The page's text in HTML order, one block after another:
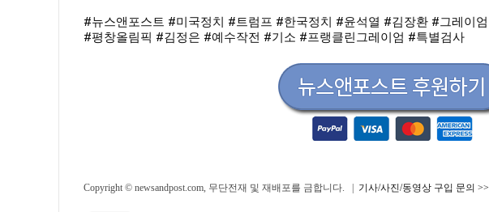
#뉴스앤포스트 #미국정치 #트럼프 #한국정치 #윤석열 #김장환 #그레이엄
#평창올림픽 #김정은 #예수작전 #기소 #프랭클린그레이엄 #특별검사
Copyright © newsandpost.com, 무단전재 및 재배포를 금합니다. | 기사/사진/동영상 구입 문의 >>